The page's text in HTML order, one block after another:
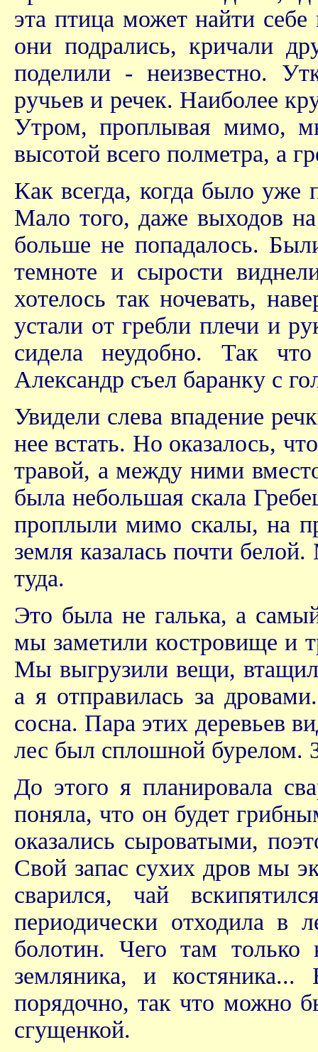
эта птица может найти
они подрались, кричали
поделили - неизвестно.
ручьев и речек. Наиболее
Утром, проплывая мимо,
высотой всего полметра, а
Как всегда, когда было уже
Мало того, даже выходов на
больше не попадалось.
темноте и сырости
хотелось так ночевать,
устали от гребли плечи и
сидела неудобно. Так
Александр съел баранку с
Увидели слева впадение
нее встать. Но оказалось,
травой, а между ними
была небольшая скала
проплыли мимо скалы, на
земля казалась почти
туда.
Это была не галька, а
мы заметили костровище и
Мы выгрузили вещи,
а я отправилась за
сосна. Пара этих деревьев
лес был сплошной бурелом.
До этого я планировала
поняла, что он будет
оказались сыроватыми,
Свой запас сухих дров мы
сварился, чай
периодически отходила в
болотин. Чего там
земляника, и
порядочно, так что можно
сгущенкой.